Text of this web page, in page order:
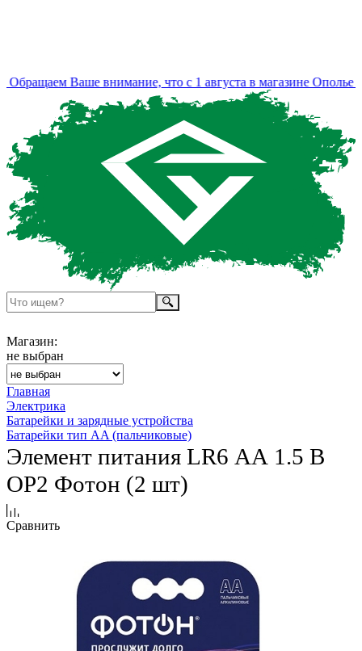
Ваше внимание, что с 1 августа в магазине Ополье
Магазин:
не выбран
Главная
Электрика
Батарейки и зарядные устройства
Батарейки тип AA (пальчиковые)
Элемент питания LR6 АА 1.5 В
ОР2 Фотон (2 шт)
Сравнить